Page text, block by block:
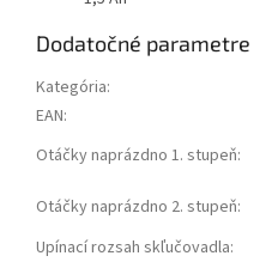
Dodatočné parametre
Kategória:
EAN:
Otáčky naprázdno 1. stupeň:
Otáčky naprázdno 2. stupeň:
Upínací rozsah skľučovadla: